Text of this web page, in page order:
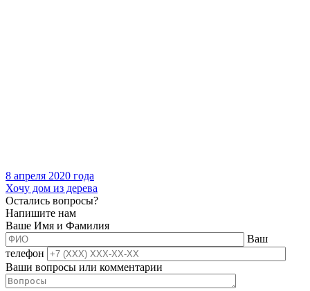
8 апреля 2020 года
Хочу дом из дерева
Остались вопросы?
Напишите нам
Ваше Имя и Фамилия
Ваш
телефон
Ваши вопросы или комментарии